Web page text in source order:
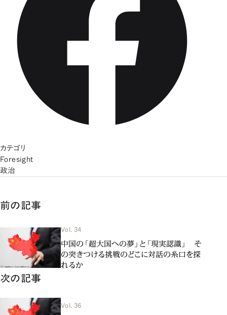
カテゴリ
Foresight
政治
前の記事
Vol. 34
中国の「超大国への夢」と「現実認識」 そ
の突きつける挑戦のどこに対話の糸口を探
れるか
次の記事
Vol. 36